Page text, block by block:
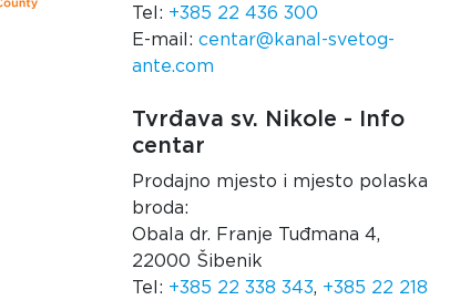
Tel: +385 22 436 300
E-mail: centar@kanal-svetog-
ante.com
Tvrđava sv. Nikole - Info
centar
Prodajno mjesto i mjesto polaska
broda:
Obala dr. Franje Tuđmana 4,
22000 Šibenik
Tel: +385 22 338 343, +385 22 218